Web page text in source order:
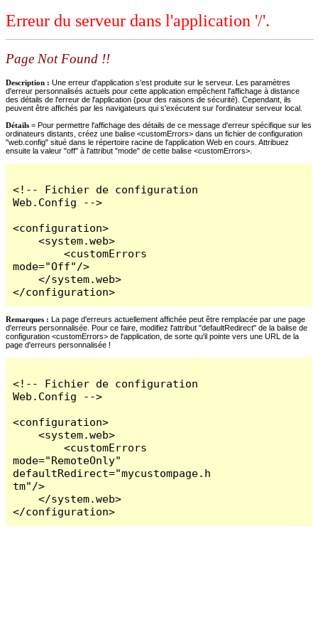
Erreur du serveur dans l'application '/'.
Page Not Found !!
Description : Une erreur d'application s'est produite sur le serveur. Les paramètres
d'erreur personnalisés actuels pour cette application empêchent l'affichage à distance
des détails de l'erreur de l'application (pour des raisons de sécurité). Cependant, ils
peuvent être affichés par les navigateurs qui s'exécutent sur l'ordinateur serveur local.
Détails = Pour permettre l'affichage des détails de ce message d'erreur spécifique sur les
ordinateurs distants, créez une balise <customErrors> dans un fichier de configuration
"web.config" situé dans le répertoire racine de l'application Web en cours. Attribuez
ensuite la valeur "off" à l'attribut "mode" de cette balise <customErrors>.
<!-- Fichier de configuration
Web.Config -->
<configuration>
    <system.web>
        <customErrors
mode="Off"/>
    </system.web>
</configuration>
Remarques : La page d'erreurs actuellement affichée peut être remplacée par une page
d'erreurs personnalisée. Pour ce faire, modifiez l'attribut "defaultRedirect" de la balise de
configuration <customErrors> de l'application, de sorte qu'il pointe vers une URL de la
page d'erreurs personnalisée !
<!-- Fichier de configuration
Web.Config -->
<configuration>
    <system.web>
        <customErrors
mode="RemoteOnly"
defaultRedirect="mycustompage.h
tm"/>
    </system.web>
</configuration>